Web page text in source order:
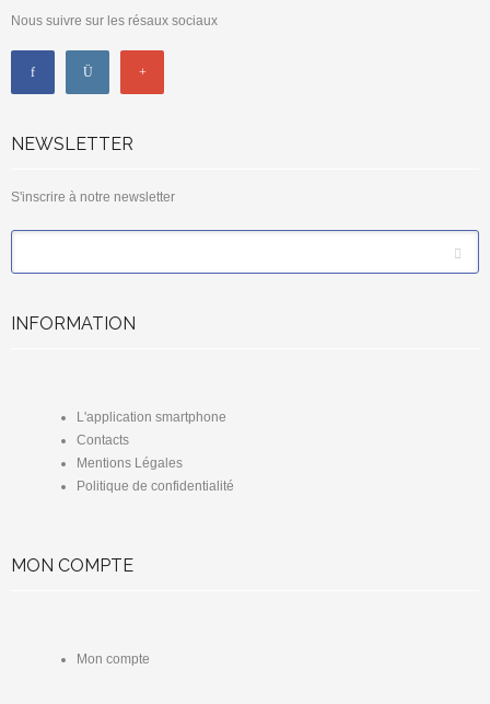
Nous suivre sur les résaux sociaux
NEWSLETTER
S'inscrire à notre newsletter
INFORMATION
L'application smartphone
Contacts
Mentions Légales
Politique de confidentialité
MON COMPTE
Mon compte